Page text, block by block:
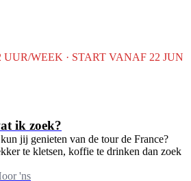
WEEK · START VANAF 22 JUN
ik zoek?
jij genieten van de tour de France?
te kletsen, koffie te drinken dan zoek
'ns